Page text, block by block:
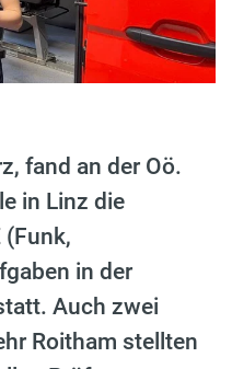
fand an der Oö.
in Linz die
in der
Auch zwei
Roitham stellten